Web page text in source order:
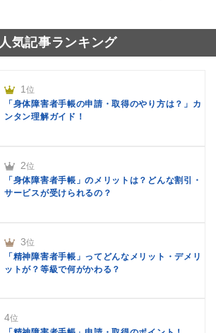
人気記事ランキング
1 位
「身体障害者手帳の申請・取得のやり方は？」カ
ンタン理解ガイド！
2位
「身体障害者手帳」のメリットは？どんな割引・
サービスが受けられるの？
3位
「精神障害者手帳」ってどんなメリット・デメリ
ットが？等級で何がかわる？
4位